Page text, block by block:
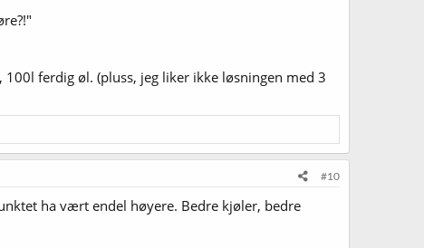
ferdig øl. (pluss, jeg liker ikke løsningen med 3
#10
ha vært endel høyere. Bedre kjøler, bedre